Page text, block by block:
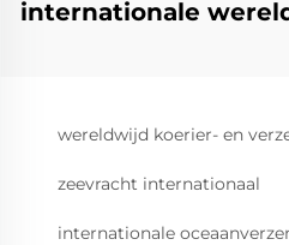
internationale
wereldwijd koerier- en
zeevracht internationaal
internationale